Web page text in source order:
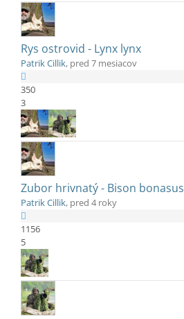
Rys ostrovid - Lynx lynx
Patrik Cillik, pred 7 mesiacov
350
3
Zubor hrivnatý - Bison bonasus
Patrik Cillik, pred 4 roky
1156
5